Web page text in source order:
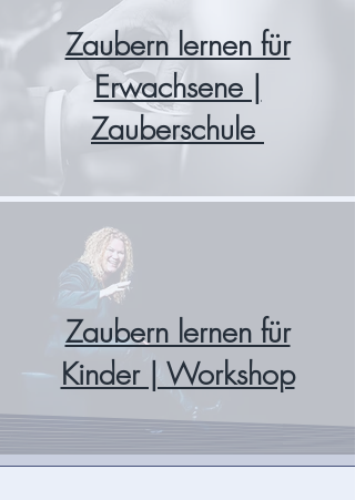
Zaubern lernen für
Erwachsene |
Zauberschule
Zaubern lernen für
Kinder | Workshop